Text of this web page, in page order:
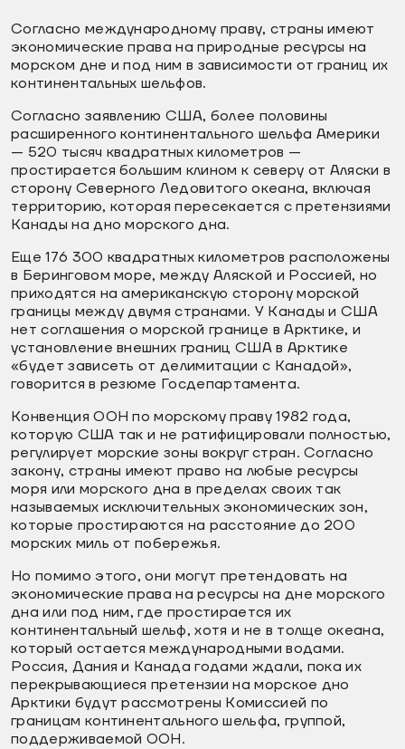
Согласно международному праву, страны имеют
экономические права на природные ресурсы на
морском дне и под ним в зависимости от границ их
континентальных шельфов.
Согласно заявлению США, более половины
расширенного континентального шельфа Америки
— 520 тысяч квадратных километров —
простирается большим клином к северу от Аляски в
сторону Северного Ледовитого океана, включая
территорию, которая пересекается с претензиями
Канады на дно морского дна.
Еще 176 300 квадратных километров расположены
в Беринговом море, между Аляской и Россией, но
приходятся на американскую сторону морской
границы между двумя странами. У Канады и США
нет соглашения о морской границе в Арктике, и
установление внешних границ США в Арктике
«будет зависеть от делимитации с Канадой»,
говорится в резюме Госдепартамента.
Конвенция ООН по морскому праву 1982 года,
которую США так и не ратифицировали полностью,
регулирует морские зоны вокруг стран. Согласно
закону, страны имеют право на любые ресурсы
моря или морского дна в пределах своих так
называемых исключительных экономических зон,
которые простираются на расстояние до 200
морских миль от побережья.
Но помимо этого, они могут претендовать на
экономические права на ресурсы на дне морского
дна или под ним, где простирается их
континентальный шельф, хотя и не в толще океана,
который остается международными водами.
Россия, Дания и Канада годами ждали, пока их
перекрывающиеся претензии на морское дно
Арктики будут рассмотрены Комиссией по
границам континентального шельфа, группой,
поддерживаемой ООН.